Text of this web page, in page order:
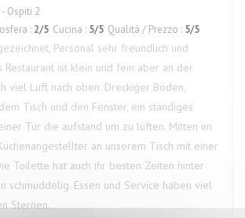
- Ospiti 2
: 2/5 Cucina : 5/5 Qualità / Prezzo : 5/5
Personal sehr freundlich und
Restaurant ist klein und fein aber an der
viel Luft nach oben. Dreckiger Boden,
Tisch und den Fenster, ein ständiges
Tür die aufstand um zu lüften. Mitten im
an unserem Tisch mit einer
Toilette hat auch ihr besten Zeiten hinter
schmuddelig. Essen und Service haben viel
Sternen.